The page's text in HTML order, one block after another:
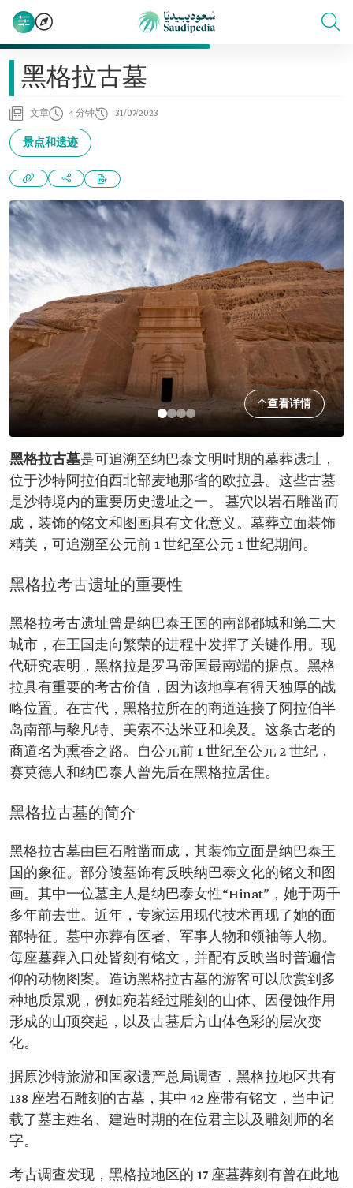
黑格拉古墓
文章 4 分钟 31/07/2023
景点和遗迹
查看详情
黑格拉古墓是可追溯至纳巴泰文明时期的墓葬遗址，
位于沙特阿拉伯西北部麦地那省的欧拉县。这些古墓
是沙特境内的重要历史遗址之一。 墓穴以岩石雕凿而
成，装饰的铭文和图画具有文化意义。墓葬立面装饰
精美，可追溯至公元前 1 世纪至公元 1 世纪期间。
黑格拉考古遗址的重要性
黑格拉考古遗址曾是纳巴泰王国的南部都城和第二大
城市，在王国走向繁荣的进程中发挥了关键作用。现
代研究表明，黑格拉是罗马帝国最南端的据点。黑格
拉具有重要的考古价值，因为该地享有得天独厚的战
略位置。在古代，黑格拉所在的商道连接了阿拉伯半
岛南部与黎凡特、美索不达米亚和埃及。这条古老的
商道名为熏香之路。自公元前 1 世纪至公元 2 世纪，
赛莫德人和纳巴泰人曾先后在黑格拉居住。
黑格拉古墓的简介
黑格拉古墓由巨石雕凿而成，其装饰立面是纳巴泰王
国的象征。部分陵墓饰有反映纳巴泰文化的铭文和图
画。其中一位墓主人是纳巴泰女性“Hinat”，她于两千
多年前去世。近年，专家运用现代技术再现了她的面
部特征。墓中亦葬有医者、军事人物和领袖等人物。
每座墓葬入口处皆刻有铭文，并配有反映当时普遍信
仰的动物图案。造访黑格拉古墓的游客可以欣赏到多
种地质景观，例如宛若经过雕刻的山体、因侵蚀作用
形成的山顶突起，以及古墓后方山体色彩的层次变
化。
据原沙特旅游和国家遗产总局调查，黑格拉地区共有
138 座岩石雕刻的古墓，其中 42 座带有铭文，当中记
载了墓主姓名、建造时期的在位君主以及雕刻师的名
字。
考古调查发现，黑格拉地区的 17 座墓葬刻有曾在此地